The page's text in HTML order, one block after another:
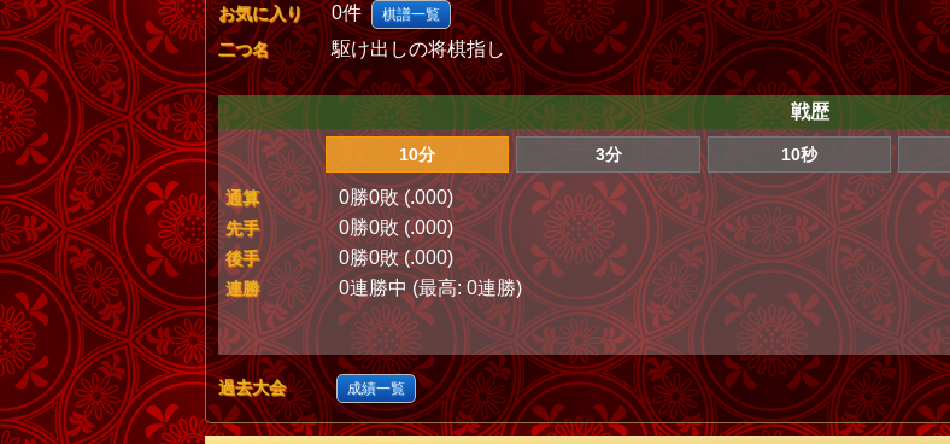
お気に入り 0件 棋譜一覧
二つ名 駆け出しの将棋指し
戦歴
10分 3分 10秒
通算 0勝0敗 (.000)
先手 0勝0敗 (.000)
後手 0勝0敗 (.000)
連勝 0連勝中 (最高: 0連勝)
過去大会 成績一覧